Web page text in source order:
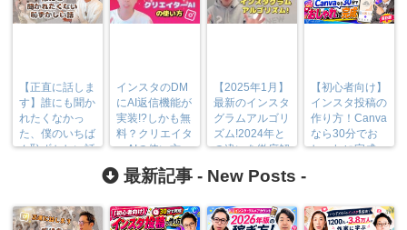
【正直に話しま
す】誰にも聞か
れたくなかっ
た、僕のいちば
ん恥ずかしい話
インスタのDM
にAI返信機能が
実装!?しかも無
料？クリエイタ
ーAIの使い方
【2025年1月】
最新のインスタ
グラムアルゴリ
ズム!2024年と
の違いを徹底解
【初心者向け】
インスタ投稿の
作り方！Canva
なら30分でお
しゃれに完成
最新記事 - New Posts -